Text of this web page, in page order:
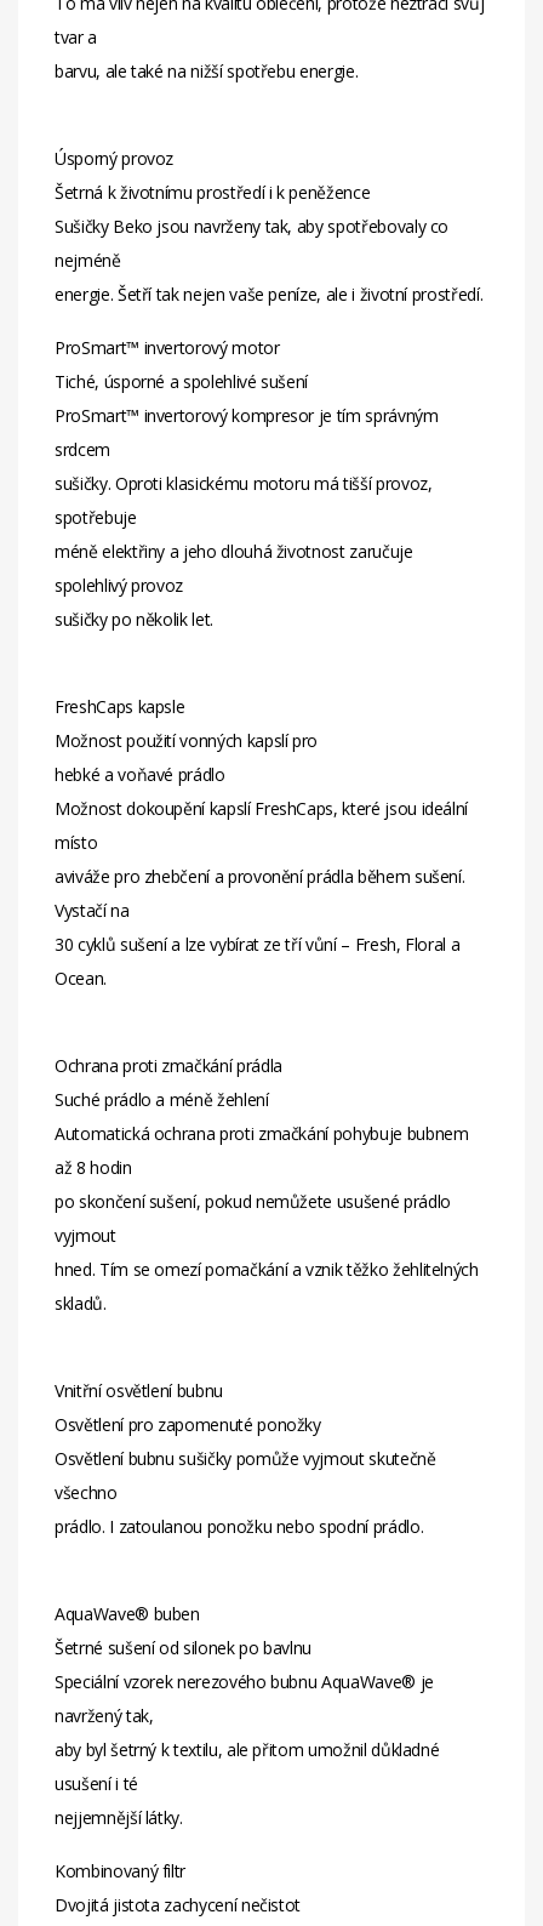
tvar a
barvu, ale také na nižší spotřebu energie.
Úsporný provoz
Šetrná k životnímu prostředí i k peněžence
Sušičky Beko jsou navrženy tak, aby spotřebovaly co
nejméně
energie. Šetří tak nejen vaše peníze, ale i životní prostředí.
ProSmart™ invertorový motor
Tiché, úsporné a spolehlivé sušení
ProSmart™ invertorový kompresor je tím správným
srdcem
sušičky. Oproti klasickému motoru má tišší provoz,
spotřebuje
méně elektřiny a jeho dlouhá životnost zaručuje
spolehlivý provoz
sušičky po několik let.
FreshCaps kapsle
Možnost použití vonných kapslí pro
hebké a voňavé prádlo
Možnost dokoupění kapslí FreshCaps, které jsou ideální
místo
aviváže pro zhebčení a provonění prádla během sušení.
Vystačí na
30 cyklů sušení a lze vybírat ze tří vůní – Fresh, Floral a
Ocean.
Ochrana proti zmačkání prádla
Suché prádlo a méně žehlení
Automatická ochrana proti zmačkání pohybuje bubnem
až 8 hodin
po skončení sušení, pokud nemůžete usušené prádlo
vyjmout
hned. Tím se omezí pomačkání a vznik těžko žehlitelných
skladů.
Vnitřní osvětlení bubnu
Osvětlení pro zapomenuté ponožky
Osvětlení bubnu sušičky pomůže vyjmout skutečně
všechno
prádlo. I zatoulanou ponožku nebo spodní prádlo.
AquaWave® buben
Šetrné sušení od silonek po bavlnu
Speciální vzorek nerezového bubnu AquaWave® je
navržený tak,
aby byl šetrný k textilu, ale přitom umožnil důkladné
usušení i té
nejjemnější látky.
Kombinovaný filtr
Dvojitá jistota zachycení nečistot